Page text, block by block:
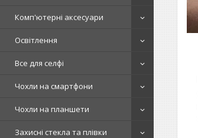
Комп'ютерні аксесуари
Освітлення
Все для селфі
Чохли на смартфони
Чохли на планшети
Захисні стекла та плівки